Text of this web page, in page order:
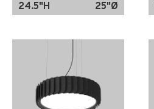
24.5"H 25"Ø